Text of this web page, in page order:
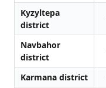
Kyzyltepa
district
Navbahor
district
Karmana district